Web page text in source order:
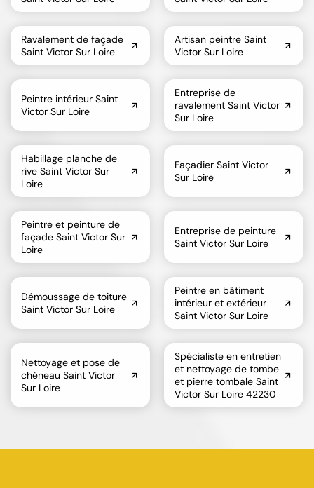
Ravalement de façade
Saint Victor Sur Loire
Artisan peintre Saint
Victor Sur Loire
Peintre intérieur Saint
Victor Sur Loire
Entreprise de
ravalement Saint Victor
Sur Loire
Habillage planche de
rive Saint Victor Sur
Loire
Façadier Saint Victor
Sur Loire
Peintre et peinture de
façade Saint Victor Sur
Loire
Entreprise de peinture
Saint Victor Sur Loire
Démoussage de toiture
Saint Victor Sur Loire
Peintre en bâtiment
intérieur et extérieur
Saint Victor Sur Loire
Nettoyage et pose de
chéneau Saint Victor
Sur Loire
Spécialiste en entretien
et nettoyage de tombe
et pierre tombale Saint
Victor Sur Loire 42230